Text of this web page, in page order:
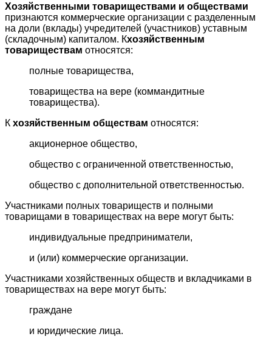
Хозяйственными товариществами и обществами
признаются коммерческие организации с разделенным
на доли (вклады) учредителей (участников) уставным
(складочным) капиталом. Кхозяйственным
товариществам относятся:
полные товарищества,
товарищества на вере (коммандитные
товарищества).
К хозяйственным обществам относятся:
акционерное общество,
общество с ограниченной ответственностью,
общество с дополнительной ответственностью.
Участниками полных товариществ и полными
товарищами в товариществах на вере могут быть:
индивидуальные предприниматели,
и (или) коммерческие организации.
Участниками хозяйственных обществ и вкладчиками в
товариществах на вере могут быть:
граждане
и юридические лица.